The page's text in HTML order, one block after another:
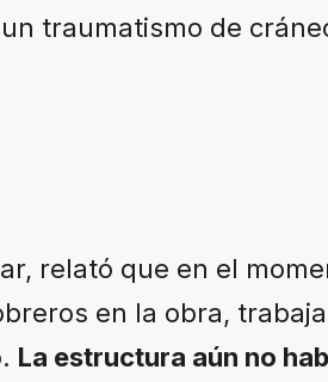
traumatismo de
relató que en el
en la obra,
La estructura aún no